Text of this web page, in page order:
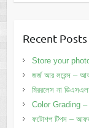
Recent Posts
Store your
জর্জ আর লরেন্স –
মিররলেস না
Color Grading
ফটোশপ টিপস –